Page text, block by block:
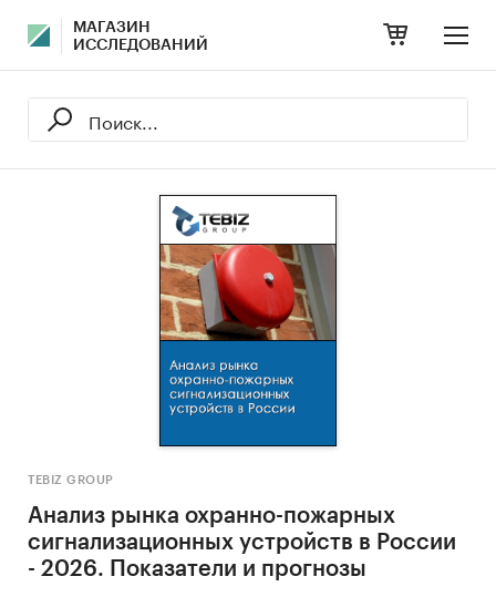
МАГАЗИН
ИССЛЕДОВАНИЙ
TEBIZ GROUP
Анализ рынка охранно-пожарных
сигнализационных устройств в России
- 2026. Показатели и прогнозы